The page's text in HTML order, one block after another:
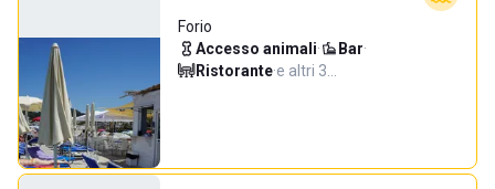
Forio
Accesso animali· Bar·
Ristorante·e altri 3…